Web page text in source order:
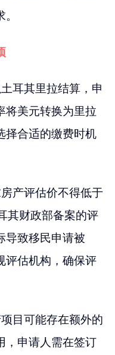
耳其里拉结算，申
将美元转换为里拉
择合适的缴费时机
产评估价不得低于
其财政部备案的评
导致移民申请被
评估机构，确保评
目可能存在额外的
，申请人需在签订